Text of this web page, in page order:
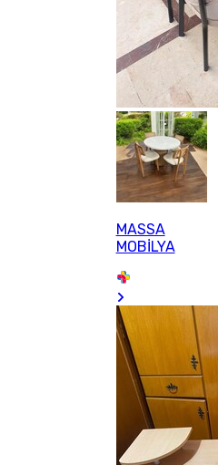
MASSA
MOBİLYA